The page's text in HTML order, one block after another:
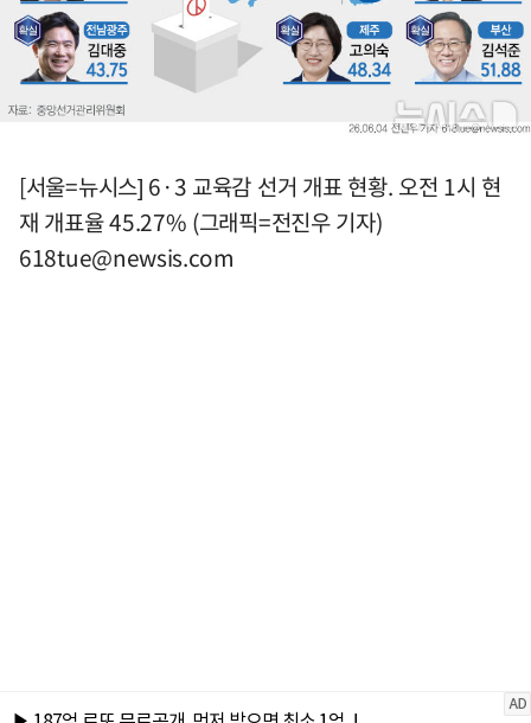
[서울=뉴시스] 6·3 교육감 선거 개표 현황. 오전 1시 현
재 개표율 45.27% (그래픽=전진우 기자)
618tue@newsis.com